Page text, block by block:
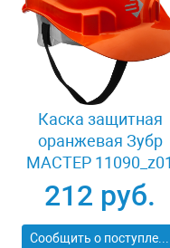
Каска защитная
оранжевая Зубр
МАСТЕР 11090_z01
212 руб.
Сообщить о поступлении